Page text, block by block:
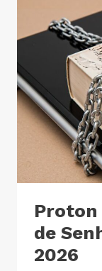
Proton
de
2026